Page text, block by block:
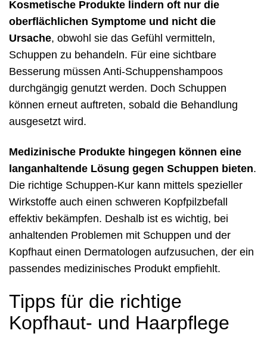
Kosmetische Produkte lindern oft nur die
oberflächlichen Symptome und nicht die
Ursache, obwohl sie das Gefühl vermitteln,
Schuppen zu behandeln. Für eine sichtbare
Besserung müssen Anti-Schuppenshampoos
durchgängig genutzt werden. Doch Schuppen
können erneut auftreten, sobald die Behandlung
ausgesetzt wird.
Medizinische Produkte hingegen können eine
langanhaltende Lösung gegen Schuppen bieten.
Die richtige Schuppen-Kur kann mittels spezieller
Wirkstoffe auch einen schweren Kopfpilzbefall
effektiv bekämpfen. Deshalb ist es wichtig, bei
anhaltenden Problemen mit Schuppen und der
Kopfhaut einen Dermatologen aufzusuchen, der ein
passendes medizinisches Produkt empfiehlt.
Tipps für die richtige
Kopfhaut- und Haarpflege